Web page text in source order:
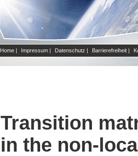
Home | Impressum | Datenschutz | Barrierefreiheit |
Transition
in the non-